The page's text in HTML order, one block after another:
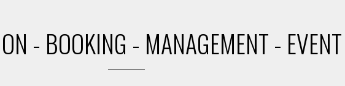
- BOOKING - MANAGEMENT - EVENT